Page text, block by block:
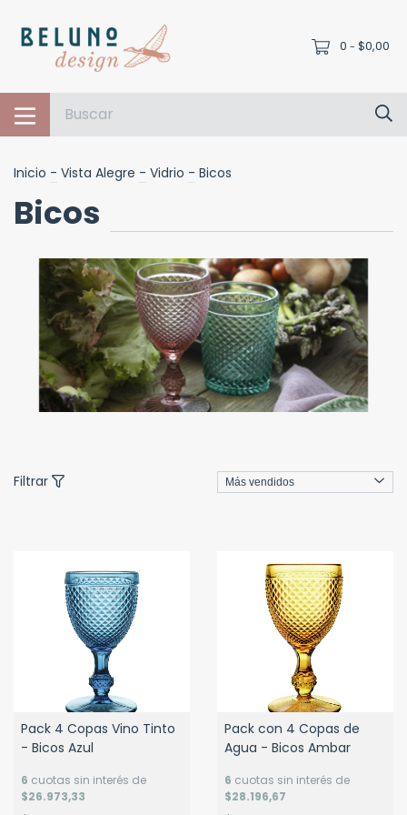
0 - $0,00
Inicio - Vista Alegre - Vidrio - Bicos
Bicos
Filtrar
Pack 4 Copas Vino Tinto
- Bicos Azul
6 cuotas sin interés de
$26.973,33
Pack con 4 Copas de
Agua - Bicos Ambar
6 cuotas sin interés de
$28.196,67